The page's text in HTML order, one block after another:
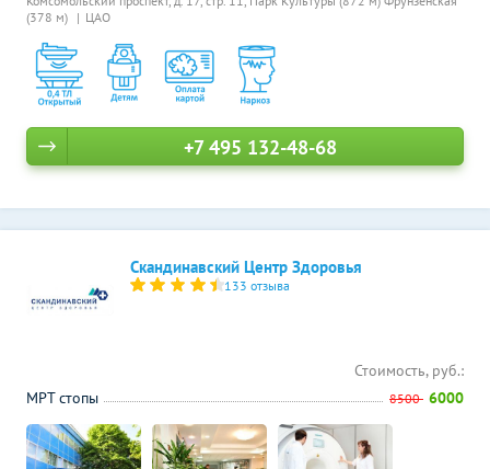
(378 м)
ЦАО
+7 495 132-48-68
Скандинавский Центр Здоровья
133 отзыва
Стоимость, руб.:
МРТ стопы
8500 6000